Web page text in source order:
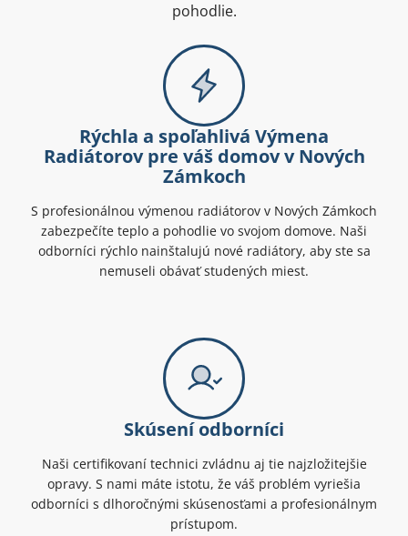
pohodlie.
Rýchla a spoľahlivá Výmena
Radiátorov pre váš domov v Nových
Zámkoch
S profesionálnou výmenou radiátorov v Nových Zámkoch
zabezpečíte teplo a pohodlie vo svojom domove. Naši
odborníci rýchlo nainštalujú nové radiátory, aby ste sa
nemuseli obávať studených miest.
Skúsení odborníci
Naši certifikovaní technici zvládnu aj tie najzložitejšie
opravy. S nami máte istotu, že váš problém vyriešia
odborníci s dlhoročnými skúsenosťami a profesionálnym
prístupom.